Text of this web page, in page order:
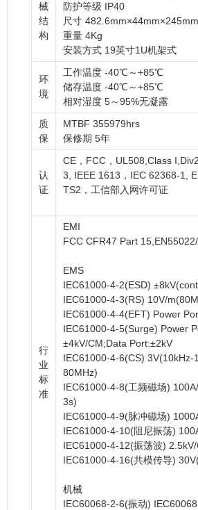
械
结
构
防护等级 IP40
尺寸
重量 4Kg
安装方式 19英寸1U机架式
环
境
工作温度 -40℃～+85℃
储存温度 -40℃～+85℃
相对湿度 5～95%无凝露
质
保
MTBF 355979hrs
保修期 5年
认
证
CE，FCC，UL508,Class
3, IEEE 1613，IEC 62368-1,
TS2，工信部入网许可证
行
业
标
准
EMI
FCC CFR47 Part
EMS
IEC61000-4-2(ESD)
IEC61000-4-3(RS) 10V/
IEC61000-4-4(EFT) Power
IEC61000-4-5(Surge) Power
±4kV/CM;Data Port:±2kV
IEC61000-4-6(CS) 3V(10kHz-
80MHz)
IEC61000-4-8(工频磁场)
3s)
IEC61000-4-9(脉冲磁场)
IEC61000-4-10(阻尼振荡)
IEC61000-4-12(振荡波)
IEC61000-4-16(共模传导)
机械
IEC60068-2-6(振动)